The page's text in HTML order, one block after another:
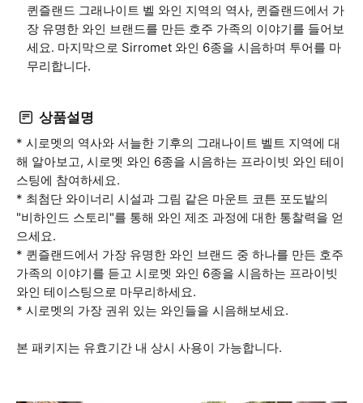
퀸즐랜드 그래나이트 벨 와인 지역의 역사, 퀸즐랜드에서 가
장 유명한 와인 브랜드를 만든 호주 가족의 이야기를 들어보
세요. 마지막으로 Sirromet 와인 6종을 시음하며 투어를 마
무리합니다.
상품설명
* 시로멧의 역사와 서늘한 기후의 그래나이트 벨트 지역에 대
해 알아보고, 시로멧 와인 6종을 시음하는 프라이빗 와인 테이
스팅에 참여하세요.
* 최첨단 와이너리 시설과 그림 같은 마운트 코튼 포도밭의
"비하인드 스토리"를 통해 와인 제조 과정에 대한 통찰력을 얻
으세요.
* 퀸즐랜드에서 가장 유명한 와인 브랜드 중 하나를 만든 호주
가족의 이야기를 듣고 시로멧 와인 6종을 시음하는 프라이빗
와인 테이스팅으로 마무리하세요.
* 시로멧의 가장 권위 있는 와인들을 시음해보세요.
본 패키지는 유효기간 내 상시 사용이 가능합니다.